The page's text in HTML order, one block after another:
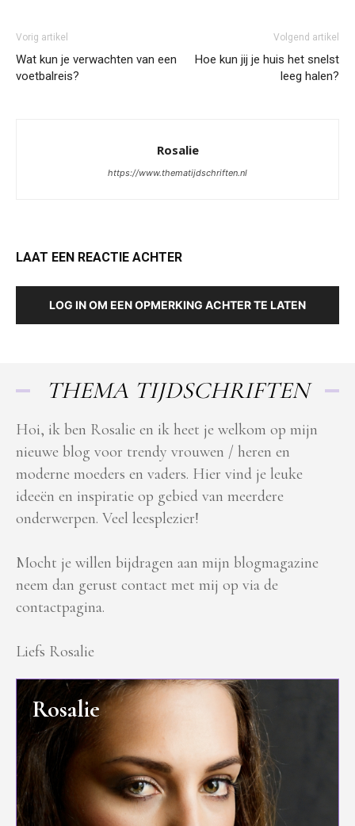
Vorig artikel
Wat kun je verwachten van een
voetbalreis?
Volgend artikel
Hoe kun jij je huis het snelst
leeg halen?
Rosalie
https://www.thematijdschriften.nl
LAAT EEN REACTIE ACHTER
LOG IN OM EEN OPMERKING ACHTER TE LATEN
THEMA TIJDSCHRIFTEN
Hoi, ik ben Rosalie en ik heet je welkom op mijn
nieuwe blog voor trendy vrouwen / heren en
moderne moeders en vaders. Hier vind je leuke
ideeën en inspiratie op gebied van meerdere
onderwerpen. Veel leesplezier!
Mocht je willen bijdragen aan mijn blogmagazine
neem dan gerust contact met mij op via de
contactpagina.
Liefs Rosalie
Rosalie